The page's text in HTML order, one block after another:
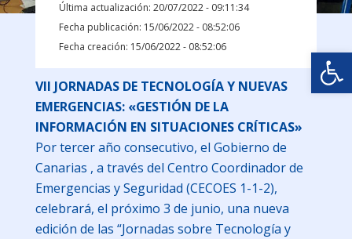
Última actualización: 20/07/2022 - 09:11:34
Fecha publicación: 15/06/2022 - 08:52:06
Fecha creación: 15/06/2022 - 08:52:06
VII JORNADAS DE TECNOLOGÍA Y NUEVAS
EMERGENCIAS: «GESTIÓN DE LA
INFORMACIÓN EN SITUACIONES CRÍTICAS»
Por tercer año consecutivo, el Gobierno de
Canarias , a través del Centro Coordinador de
Emergencias y Seguridad (CECOES 1-1-2),
celebrará, el próximo 3 de junio, una nueva
edición de las “Jornadas sobre Tecnología y